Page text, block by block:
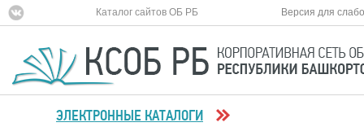
Каталог сайтов ОБ РБ Версия для
ЭЛЕКТРОННЫЕ КАТАЛОГИ